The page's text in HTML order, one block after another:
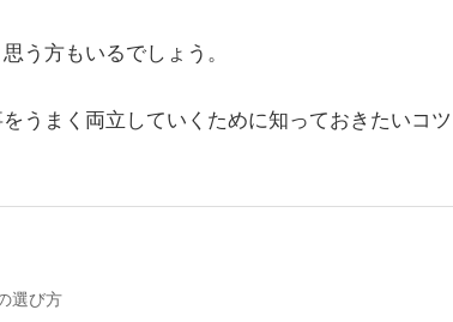
う方もいるでしょう。
うまく両立していくために知っておきたいコツ
選び方